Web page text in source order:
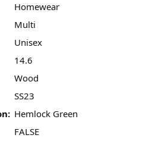
Homewear
Multi
Unisex
14.6
Wood
SS23
Hemlock Green
FALSE